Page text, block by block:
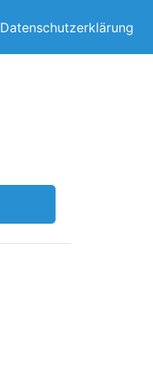
Datenschutzerklärung